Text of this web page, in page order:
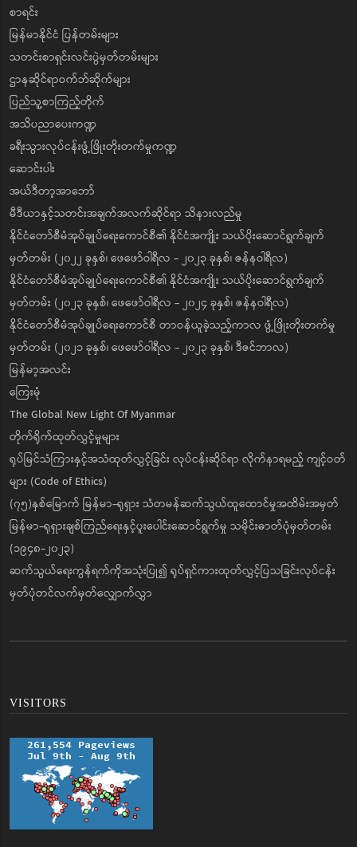
စာရင်း
မြန်မာနိုင်ငံ ပြန်တမ်းများ
သတင်းစာရှင်းလင်းပွဲမှတ်တမ်းများ
ဌာနဆိုင်ရာဝက်ဘ်ဆိုက်များ
ပြည်သူ့စာကြည့်တိုက်
အသိပညာပေးကဏ္ဍ
ခရီးသွားလုပ်ငန်းဖွံ့ဖြိုးတိုးတက်မှုကဏ္ဍ
ဆောင်းပါး
အယ်ဒီတာ့အာဘော်
မီဒီယာနှင့်သတင်းအချက်အလက်ဆိုင်ရာ သိနားလည်မှု
နိုင်ငံတော်စီမံအုပ်ချုပ်ရေးကောင်စီ၏ နိုင်ငံအကျိုး သယ်ပိုးဆောင်ရွက်ချက်
မှတ်တမ်း (၂၀၂၂ ခုနှစ်၊ ဖေဖော်ဝါရီလ - ၂၀၂၃ ခုနှစ်၊ ဇန်နဝါရီလ)
နိုင်ငံတော်စီမံအုပ်ချုပ်ရေးကောင်စီ၏ နိုင်ငံအကျိုး သယ်ပိုးဆောင်ရွက်ချက်
မှတ်တမ်း (၂၀၂၃ ခုနှစ်၊ ဖေဖော်ဝါရီလ - ၂၀၂၄ ခုနှစ်၊ ဇန်နဝါရီလ)
နိုင်ငံတော်စီမံအုပ်ချုပ်ရေးကောင်စီ တာဝန်ယူခဲ့သည့်ကာလ ဖွံ့ဖြိုးတိုးတက်မှု
မှတ်တမ်း (၂၀၂၁ ခုနှစ်၊ ဖေဖော်ဝါရီလ - ၂၀၂၃ ခုနှစ်၊ ဒီဇင်ဘာလ)
မြန်မာ့အလင်း
ကြေးမုံ
The Global New Light Of Myanmar
တိုက်ရိုက်ထုတ်လွှင့်မှုများ
ရုပ်မြင်သံကြားနှင့်အသံထုတ်လွှင့်ခြင်း လုပ်ငန်းဆိုင်ရာ လိုက်နာရမည့် ကျင့်ဝတ်
များ (Code of Ethics)
(၇၅)နှစ်မြောက် မြန်မာ-ရုရှား သံတမန်ဆက်သွယ်ထူထောင်မှုအထိမ်းအမှတ်
မြန်မာ-ရုရှားချစ်ကြည်ရေးနှင့်ပူးပေါင်းဆောင်ရွက်မှု သမိုင်းဓာတ်ပုံမှတ်တမ်း
(၁၉၄၈-၂၀၂၃)
ဆက်သွယ်ရေးကွန်ရက်ကိုအသုံးပြု၍ ရုပ်ရှင်ကားထုတ်လွှင့်ပြသခြင်းလုပ်ငန်း
မှတ်ပုံတင်လက်မှတ်လျှောက်လွှာ
VISITORS